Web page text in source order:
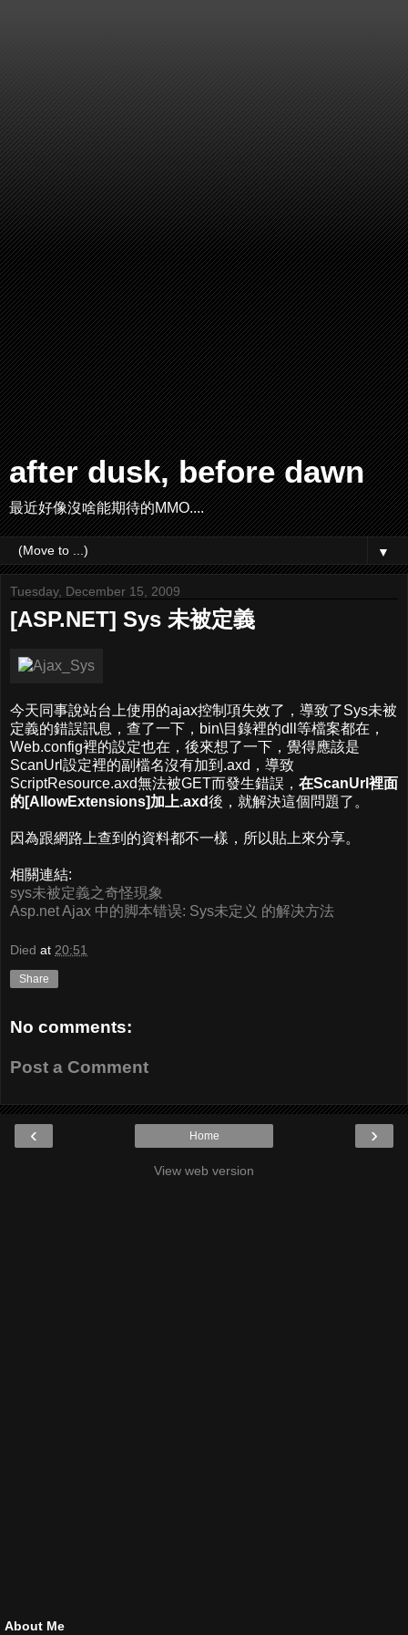
after dusk, before dawn
最近好像沒啥能期待的MMO....
▼
Tuesday, December 15, 2009
[ASP.NET] Sys 未被定義
今天同事說站台上使用的ajax控制項失效了，導致了Sys未被
定義的錯誤訊息，查了一下，bin\目錄裡的dll等檔案都在，
Web.config裡的設定也在，後來想了一下，覺得應該是
ScanUrl設定裡的副檔名沒有加到.axd，導致
ScriptResource.axd無法被GET而發生錯誤， 在ScanUrl裡面
的[AllowExtensions]加上.axd後，就解決這個問題了。
因為跟網路上查到的資料都不一樣，所以貼上來分享。
相關連結:
sys未被定義之奇怪現象
Asp.net Ajax 中的脚本错误: Sys未定义 的解决方法
Died at 20:51
Share
No comments:
Post a Comment
‹ ›
Home
View web version
About Me